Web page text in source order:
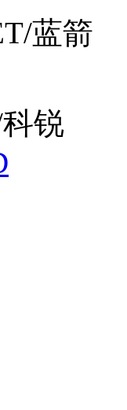
蓝箭
锐